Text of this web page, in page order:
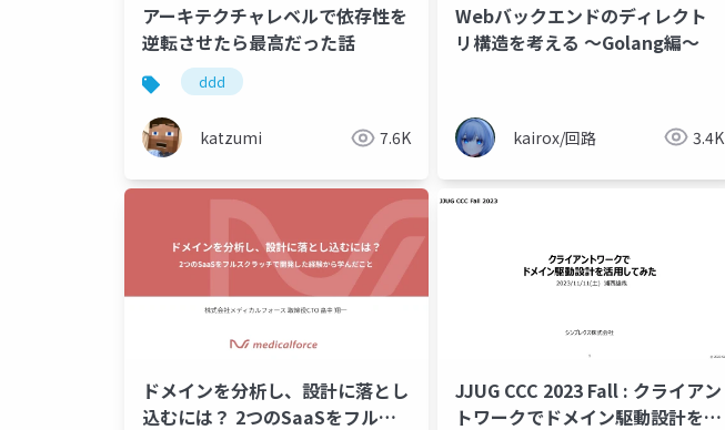
アーキテクチャレベルで依存性を
逆転させたら最高だった話
ddd
katzumi 7.6K
Webバックエンドのディレクト
リ構造を考える ～Golang編～
kairox/回路 3.4K
ドメインを分析し、設計に落とし
込むには？ 2つのSaaSをフルス
JJUG CCC 2023 Fall : クライアン
トワークでドメイン駆動設計を活